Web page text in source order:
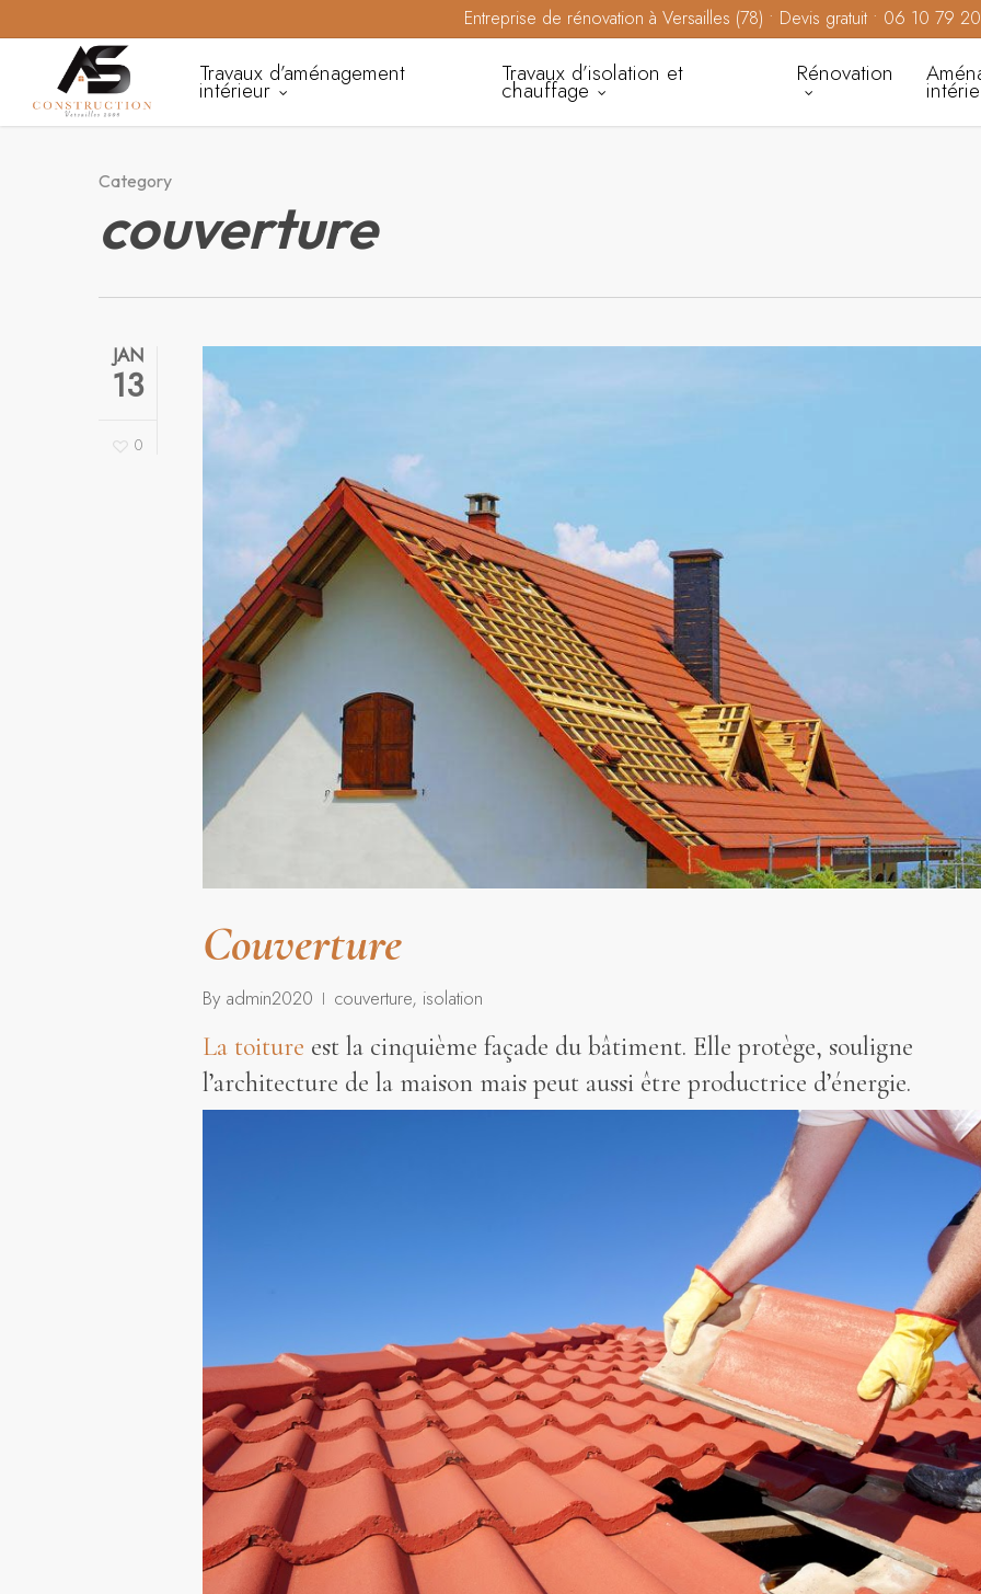
content
Entreprise de rénovation à Versailles (78) • Devis gratuit • 06 10 79
Travaux d’aménagement
intérieur
Travaux d’isolation et
chauffage
Rénovation
Category
couverture
JAN
13
0
Couverture
By admin2020 couverture, isolation
La toiture est la cinquième façade du bâtiment. Elle protège, souligne
l’architecture de la maison mais peut aussi être productrice d’énergie.